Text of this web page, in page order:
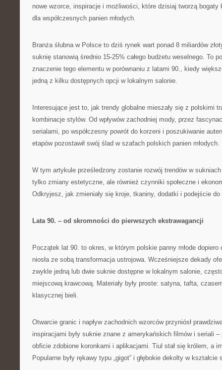
nowe wzorce, inspiracje i możliwości, które dzisiaj tworzą bogaty
dla współczesnych panien młodych.
Branża ślubna w Polsce to dziś rynek wart ponad 8 miliardów
suknię stanowią średnio 15-25% całego budżetu weselnego. To
znaczenie tego elementu w porównaniu z latami 90., kiedy
jedną z kilku dostępnych opcji w lokalnym salonie.
Interesujące jest to, jak trendy globalne mieszały się z polskimi
kombinacje stylów. Od wpływów zachodniej mody, przez
serialami, po współczesny powrót do korzeni i poszukiwanie
etapów pozostawił swój ślad w szafach polskich panien młodych.
W tym artykule prześledzony zostanie rozwój trendów w
tylko zmiany estetyczne, ale również czynniki społeczne i
Odkryjesz, jak zmieniały się kroje, tkaniny, dodatki i podejście
Lata 90. – od skromności do pierwszych ekstrawagancji
Początek lat 90. to okres, w którym polskie panny młode dopiero
niosła ze sobą transformacja ustrojowa. Wcześniejsze dekady
zwykle jedną lub dwie suknie dostępne w lokalnym salonie,
miejscową krawcową. Materiały były proste: satyna, tafta,
klasycznej bieli.
Otwarcie granic i napływ zachodnich wzorców przyniósł
inspiracjami były suknie znane z amerykańskich filmów i seriali –
obficie zdobione koronkami i aplikacjami. Tiul stał się królem, a
Popularne były rękawy typu „gigot” i głębokie dekolty w kształcie